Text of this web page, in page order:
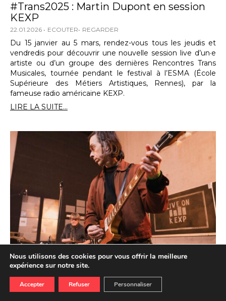
#Trans2025 : Martin Dupont en session
KEXP
22.01.2026 ECOUTER REGARDER
Du 15 janvier au 5 mars, rendez-vous tous les jeudis et
vendredis pour découvrir une nouvelle session live d’un·e
artiste ou d’un groupe des dernières Rencontres Trans
Musicales, tournée pendant le festival à l’ESMA (École
Supérieure des Métiers Artistiques, Rennes), par la
fameuse radio américaine KEXP.
LIRE LA SUITE...
#Trans2025 : Little Barrie & Malcolm
Catto en session KEXP
16.01.2026 ECOUTER REGARDER
Nous utilisons des cookies pour vous offrir la meilleure
expérience sur notre site.
Accepter Refuser Personnaliser